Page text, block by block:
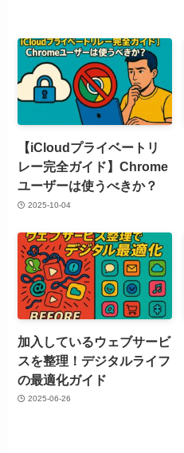
【iCloudプライベートリ
レー完全ガイド】Chrome
ユーザーは使うべきか？
2025-10-04
加入しているウェブサービ
スを整理！デジタルライフ
の最適化ガイド
2025-06-26